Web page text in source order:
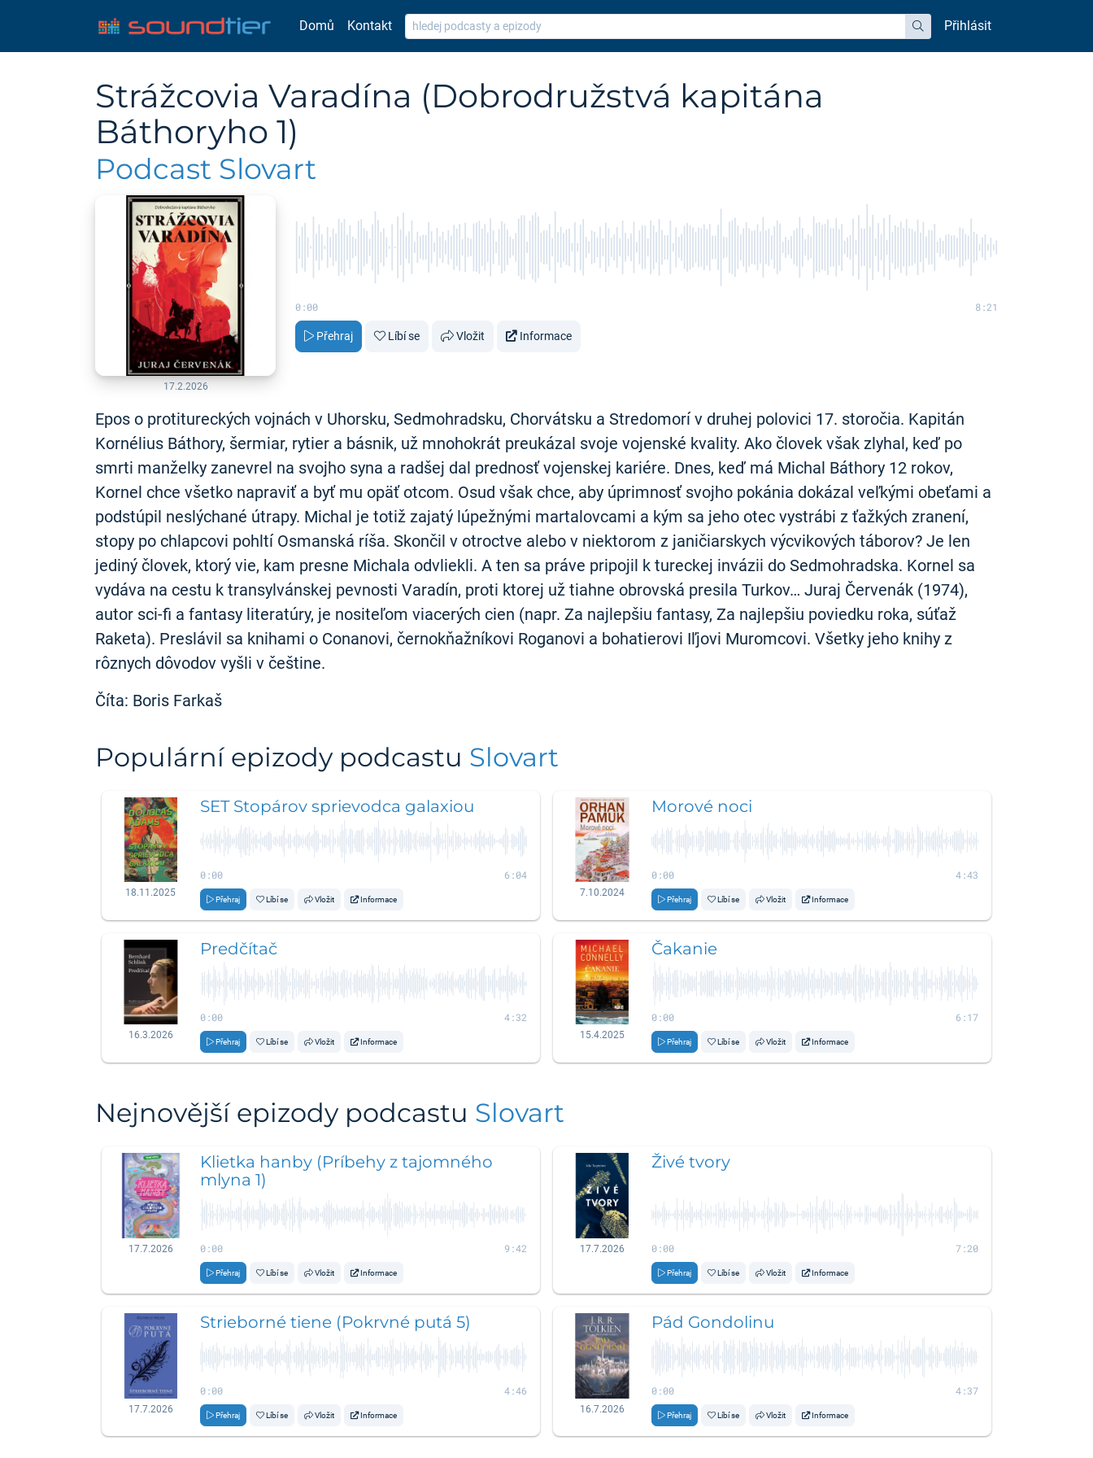
Domů Kontakt
hledat
Přihlásit
Strážcovia Varadína (Dobrodružstvá kapitána
Báthoryho 1)
Podcast Slovart
17.2.2026
0:00 8:21
Přehraj Líbí se Vložit Informace
Epos o protitureckých vojnách v Uhorsku, Sedmohradsku, Chorvátsku a Stredomorí v druhej polovici 17. storočia. Kapitán
Kornélius Báthory, šermiar, rytier a básnik, už mnohokrát preukázal svoje vojenské kvality. Ako človek však zlyhal, keď po
smrti manželky zanevrel na svojho syna a radšej dal prednosť vojenskej kariére. Dnes, keď má Michal Báthory 12 rokov,
Kornel chce všetko napraviť a byť mu opäť otcom. Osud však chce, aby úprimnosť svojho pokánia dokázal veľkými obeťami a
podstúpil neslýchané útrapy. Michal je totiž zajatý lúpežnými martalovcami a kým sa jeho otec vystrábi z ťažkých zranení,
stopy po chlapcovi pohltí Osmanská ríša. Skončil v otroctve alebo v niektorom z janičiarskych výcvikových táborov? Je len
jediný človek, ktorý vie, kam presne Michala odvliekli. A ten sa práve pripojil k tureckej invázii do Sedmohradska. Kornel sa
vydáva na cestu k transylvánskej pevnosti Varadín, proti ktorej už tiahne obrovská presila Turkov… Juraj Červenák (1974),
autor sci-fi a fantasy literatúry, je nositeľom viacerých cien (napr. Za najlepšiu fantasy, Za najlepšiu poviedku roka, súťaž
Raketa). Preslávil sa knihami o Conanovi, černokňažníkovi Roganovi a bohatierovi Iľjovi Muromcovi. Všetky jeho knihy z
rôznych dôvodov vyšli v češtine.
Číta: Boris Farkaš
Populární epizody podcastu Slovart
18.11.2025
SET Stopárov sprievodca galaxiou
0:00 6:04
Přehraj Líbí se Vložit Informace
7.10.2024
Morové noci
0:00 4:43
Přehraj Líbí se Vložit Informace
16.3.2026
Predčítač
0:00 4:32
Přehraj Líbí se Vložit Informace
15.4.2025
Čakanie
0:00 6:17
Přehraj Líbí se Vložit Informace
Nejnovější epizody podcastu Slovart
17.7.2026
Klietka hanby (Príbehy z tajomného
mlyna 1)
0:00 9:42
Přehraj Líbí se Vložit Informace
17.7.2026
Živé tvory
0:00 7:20
Přehraj Líbí se Vložit Informace
17.7.2026
Strieborné tiene (Pokrvné putá 5)
0:00 4:46
Přehraj Líbí se Vložit Informace
16.7.2026
Pád Gondolinu
0:00 4:37
Přehraj Líbí se Vložit Informace